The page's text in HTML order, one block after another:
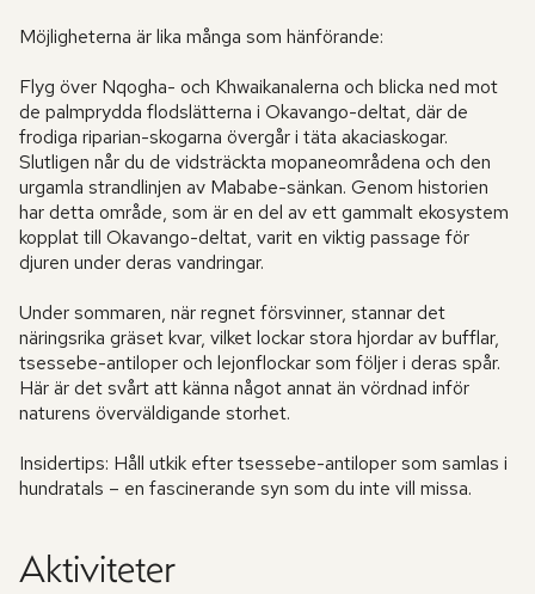
Möjligheterna är lika många som hänförande:
Flyg över Nqogha- och Khwaikanalerna och blicka ned mot
de palmprydda flodslätterna i Okavango-deltat, där de
frodiga riparian-skogarna övergår i täta akaciaskogar.
Slutligen når du de vidsträckta mopaneområdena och den
urgamla strandlinjen av Mababe-sänkan. Genom historien
har detta område, som är en del av ett gammalt ekosystem
kopplat till Okavango-deltat, varit en viktig passage för
djuren under deras vandringar.
Under sommaren, när regnet försvinner, stannar det
näringsrika gräset kvar, vilket lockar stora hjordar av bufflar,
tsessebe-antiloper och lejonflockar som följer i deras spår.
Här är det svårt att känna något annat än vördnad inför
naturens överväldigande storhet.
Insidertips: Håll utkik efter tsessebe-antiloper som samlas i
hundratals – en fascinerande syn som du inte vill missa.
Aktiviteter